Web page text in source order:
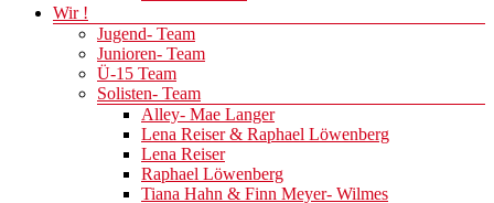
Wir !
Jugend- Team
Junioren- Team
Ü-15 Team
Solisten- Team
Alley- Mae Langer
Lena Reiser & Raphael Löwenberg
Lena Reiser
Raphael Löwenberg
Tiana Hahn & Finn Meyer- Wilmes